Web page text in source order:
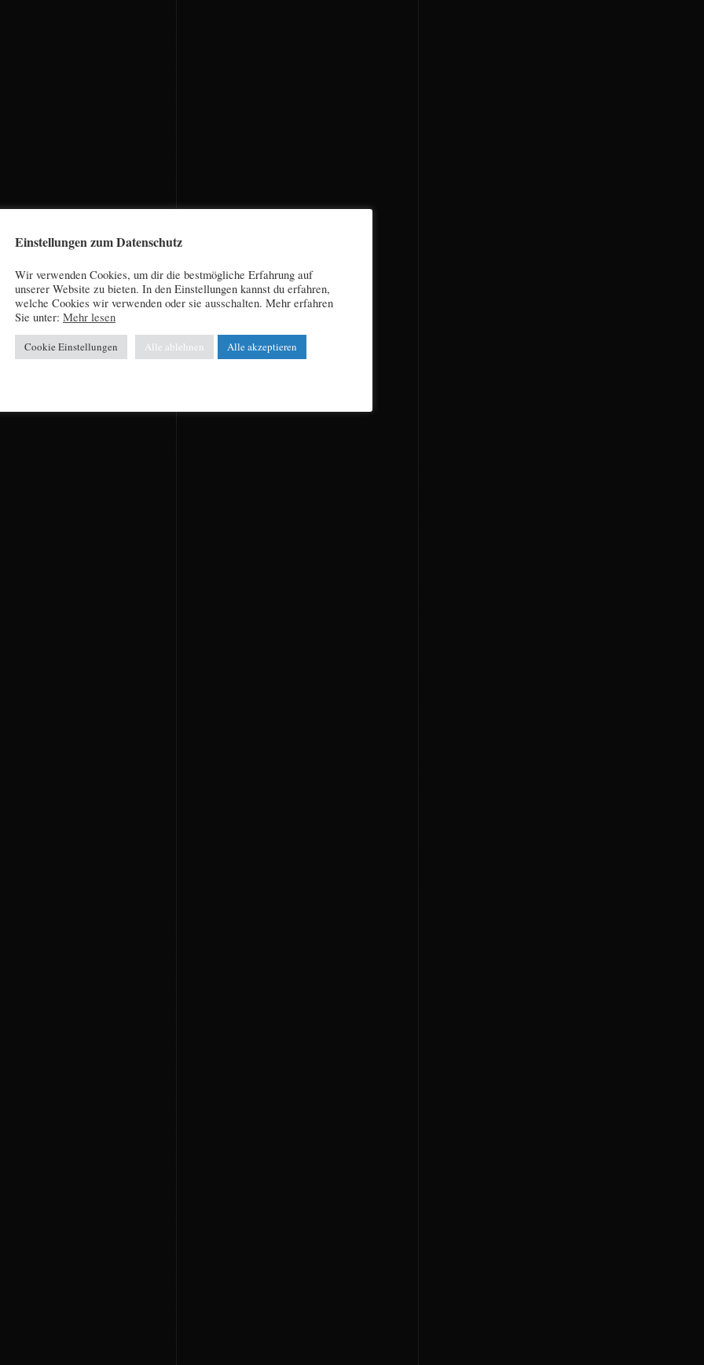
Einstellungen zum Datenschutz
Wir verwenden Cookies, um dir die bestmögliche Erfahrung auf
unserer Website zu bieten. In den Einstellungen kannst du erfahren,
welche Cookies wir verwenden oder sie ausschalten. Mehr erfahren
Sie unter: Mehr lesen
Cookie Einstellungen Alle ablehnen Alle akzeptieren